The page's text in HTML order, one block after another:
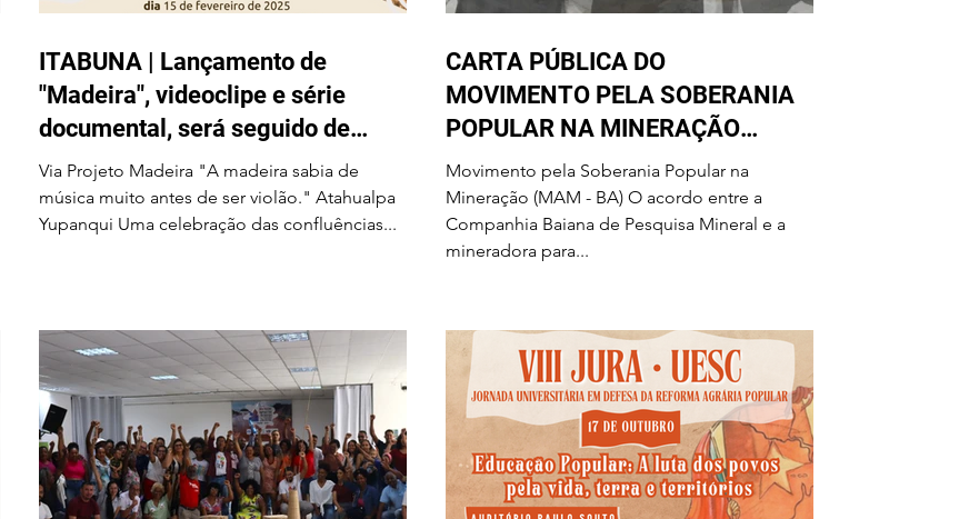
ITABUNA | Lançamento de
"Madeira", videoclipe e série
documental, será seguido de
show da banda Manzuá no dia 15
de fevereiro no Centro de Cultura
Adonias Filho
Via Projeto Madeira "A madeira sabia de
música muito antes de ser violão." Atahualpa
Yupanqui Uma celebração das confluências...
CARTA PÚBLICA DO
MOVIMENTO PELA SOBERANIA
POPULAR NA MINERAÇÃO
SOBRE O ACORDO CBPM E
BRAZIL IRON
Movimento pela Soberania Popular na
Mineração (MAM - BA) O acordo entre a
Companhia Baiana de Pesquisa Mineral e a
mineradora para...